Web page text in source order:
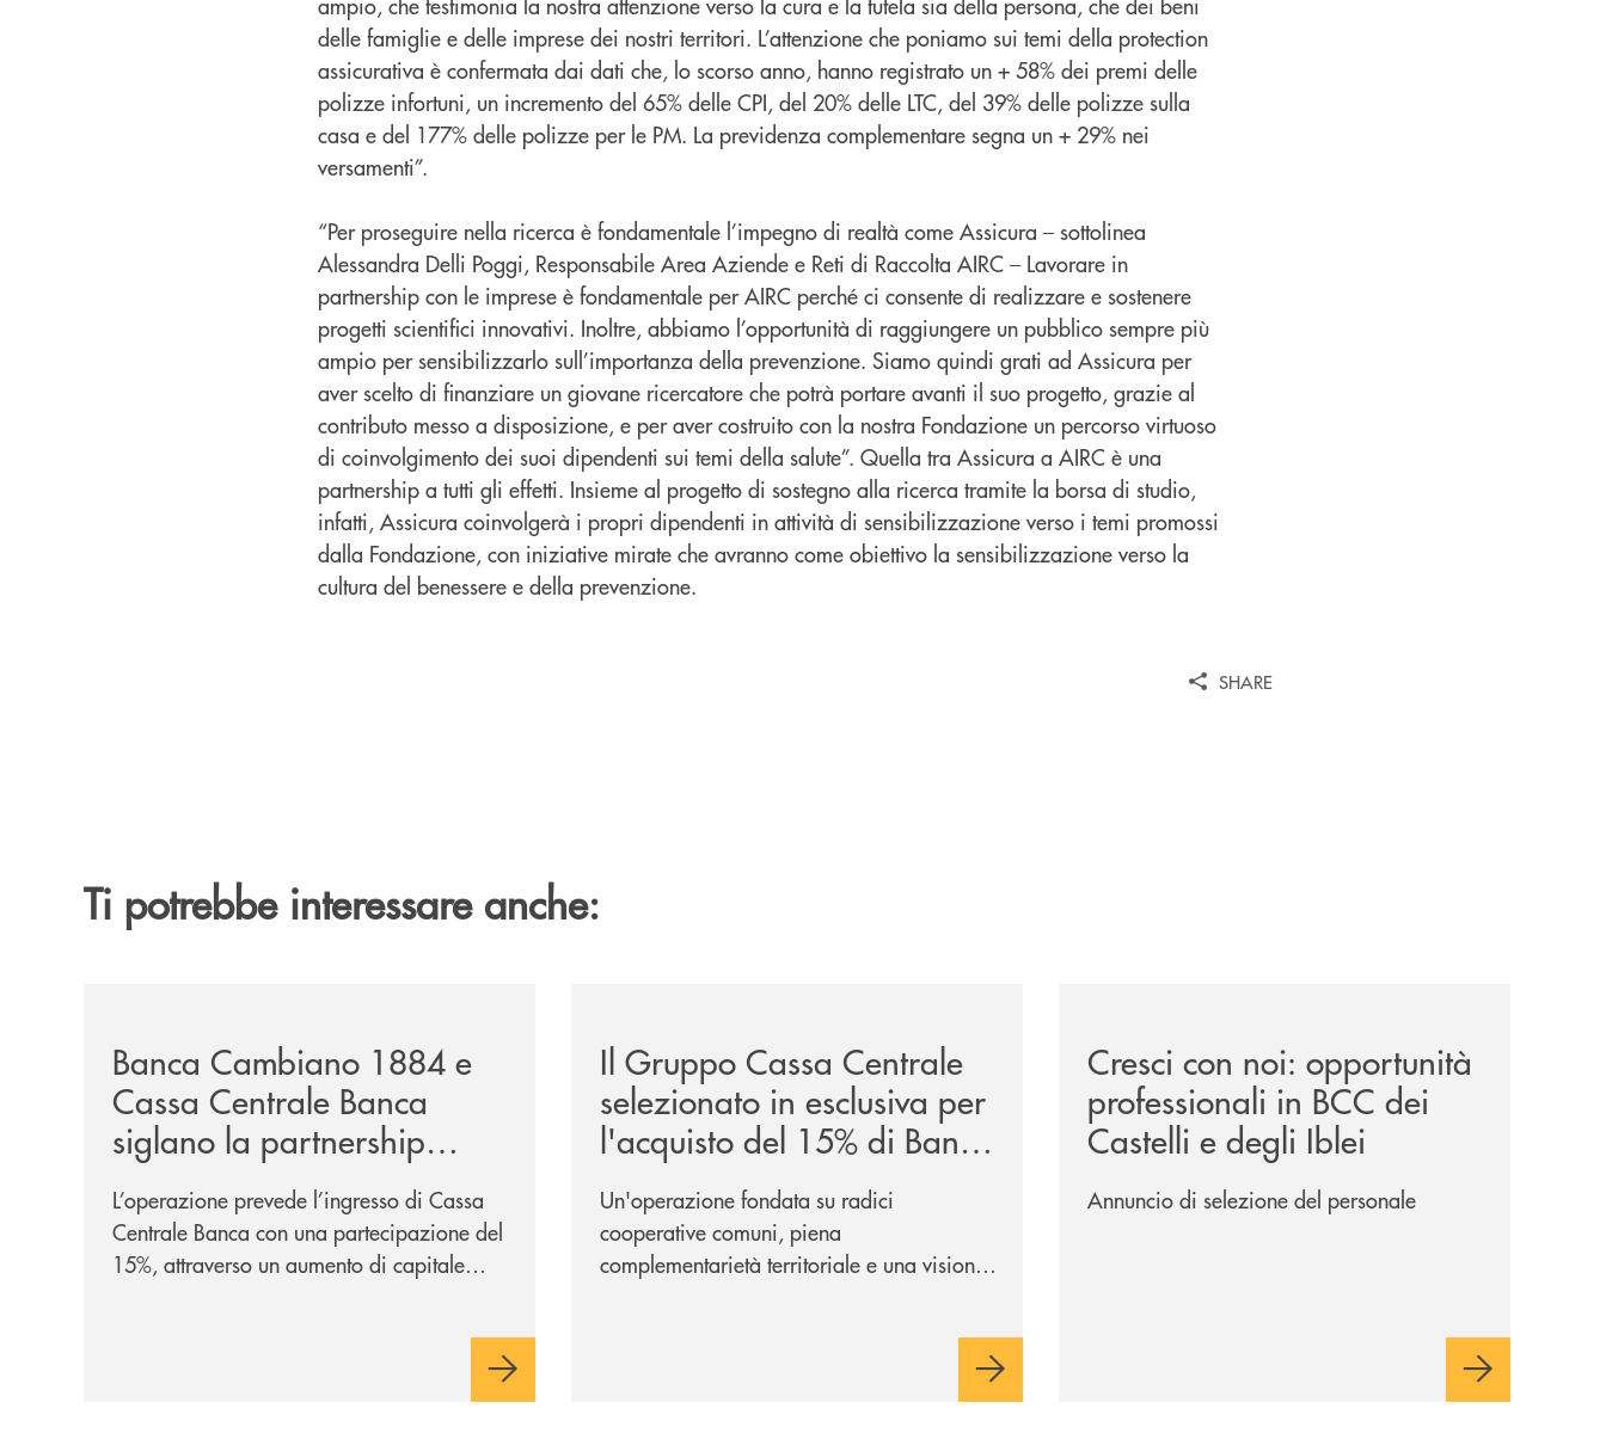
delle famiglie e delle imprese dei nostri territori. L’attenzione che poniamo sui temi della protection
assicurativa è confermata dai dati che, lo scorso anno, hanno registrato un + 58% dei premi delle
polizze infortuni, un incremento del 65% delle CPI, del 20% delle LTC, del 39% delle polizze sulla
casa e del 177% delle polizze per le PM. La previdenza complementare segna un + 29% nei
versamenti”.
“Per proseguire nella ricerca è fondamentale l’impegno di realtà come Assicura – sottolinea
Alessandra Delli Poggi, Responsabile Area Aziende e Reti di Raccolta AIRC – Lavorare in
partnership con le imprese è fondamentale per AIRC perché ci consente di realizzare e sostenere
progetti scientifici innovativi. Inoltre, abbiamo l’opportunità di raggiungere un pubblico sempre più
ampio per sensibilizzarlo sull’importanza della prevenzione. Siamo quindi grati ad Assicura per
aver scelto di finanziare un giovane ricercatore che potrà portare avanti il suo progetto, grazie al
contributo messo a disposizione, e per aver costruito con la nostra Fondazione un percorso virtuoso
di coinvolgimento dei suoi dipendenti sui temi della salute”. Quella tra Assicura a AIRC è una
partnership a tutti gli effetti. Insieme al progetto di sostegno alla ricerca tramite la borsa di studio,
infatti, Assicura coinvolgerà i propri dipendenti in attività di sensibilizzazione verso i temi promossi
dalla Fondazione, con iniziative mirate che avranno come obiettivo la sensibilizzazione verso la
cultura del benessere e della prevenzione.
SHARE
Ti potrebbe interessare anche:
Banca Cambiano 1884 e
Cassa Centrale Banca
siglano la partnership
strategica
L’operazione prevede l’ingresso di Cassa
Centrale Banca con una partecipazione del
15%, attraverso un aumento di capitale
sulla condivisione di valori comuni e sulla
prossimità ai territori, per ampliare l’offerta
Il Gruppo Cassa Centrale
selezionato in esclusiva per
l'acquisto del 15% di Banca
Cambiano 1884
Un'operazione fondata su radici
cooperative comuni, piena
complementarietà territoriale e una visione
Cresci con noi: opportunità
professionali in BCC dei
Castelli e degli Iblei
Annuncio di selezione del personale